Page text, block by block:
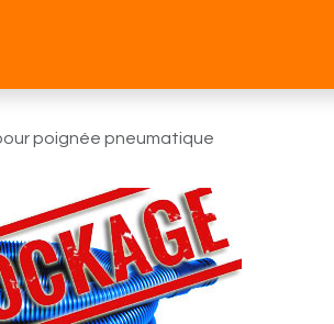
poignée pneumatique